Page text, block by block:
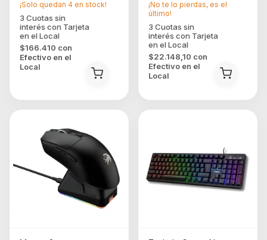
$166.410 con
Efectivo en el
Local
¡Solo quedan 4 en stock!
$22.148,10 con
Efectivo en el
Local
¡No te lo pierdas, es el
último!